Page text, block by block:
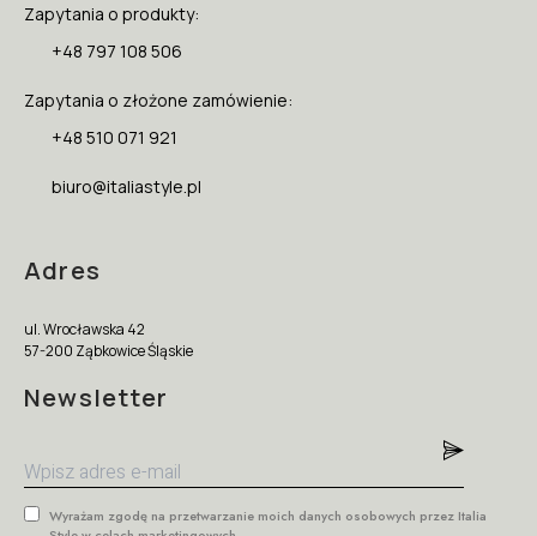
Zapytania o produkty:
+48 797 108 506
Zapytania o złożone zamówienie:
+48 510 071 921
biuro@italiastyle.pl
Adres
ul. Wrocławska 42
57-200 Ząbkowice Śląskie
Newsletter
Wyrażam zgodę na przetwarzanie moich danych osobowych przez Italia